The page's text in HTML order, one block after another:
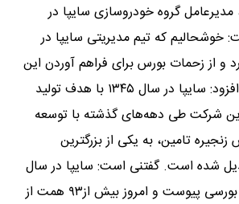
مدیرعامل گروه خودروسازی سایپا در
خوشحالیم که تیم مدیریتی سایپا در
و از زحمات بورس برای فراهم آوردن این
فرصت قدردانیم. وی افزود: سایپا در سال ۱۳۴۵ با هدف تولید
شرکت طی دهه‌های گذشته با توسعه
تامین، به یکی از بزرگترین
شده است. گفتنی است: سایپا در سال
۱۳۷۵ به جمع ناشران بورسی پیوست و امروز بیش از۹۳ همت از